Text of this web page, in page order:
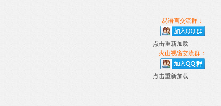
易语言交流群：
点击重新加载
火山视窗交流群：
点击重新加载